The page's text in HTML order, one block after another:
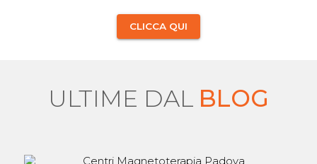
CLICCA QUI
ULTIME DAL BLOG